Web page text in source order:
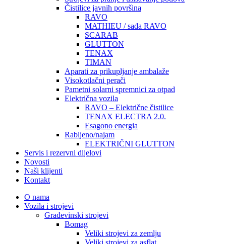
Čistilice javnih površina
RAVO
MATHIEU / sada RAVO
SCARAB
GLUTTON
TENAX
TIMAN
Aparati za prikupljanje ambalaže
Visokotlačni perači
Pametni solarni spremnici za otpad
Električna vozila
RAVO – Električne čistilice
TENAX ELECTRA 2.0.
Esagono energia
Rabljeno/najam
ELEKTRIČNI GLUTTON
Servis i rezervni dijelovi
Novosti
Naši klijenti
Kontakt
O nama
Vozila i strojevi
Građevinski strojevi
Bomag
Veliki strojevi za zemlju
Veliki strojevi za asflat